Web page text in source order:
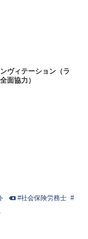
ヴィテーション（ラ
面協力）
#社会保険労務士 #